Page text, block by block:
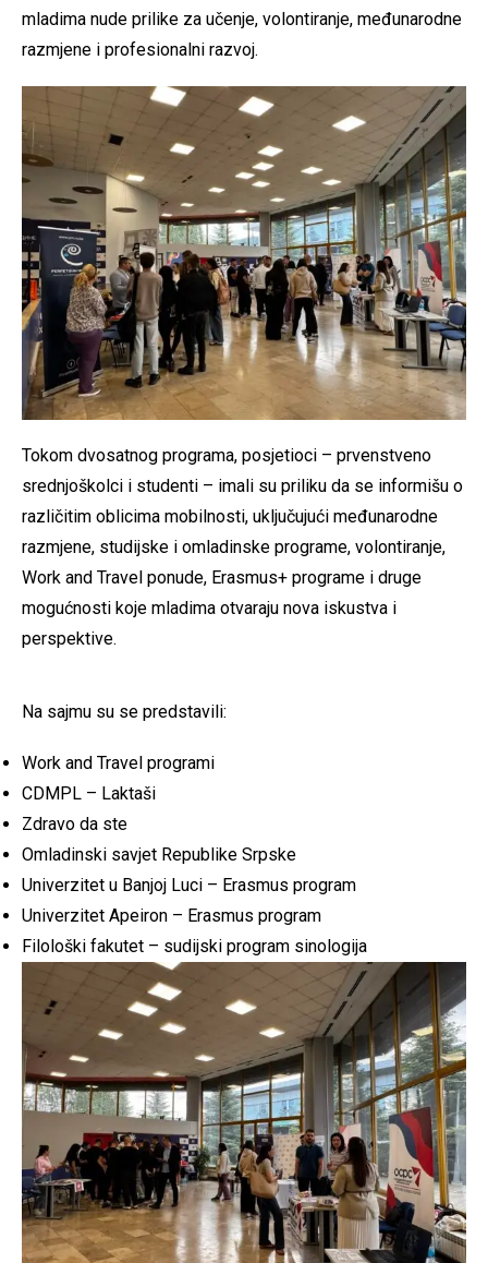
mladima nude prilike za učenje, volontiranje, međunarodne
razmjene i profesionalni razvoj.
Tokom dvosatnog programa, posjetioci – prvenstveno
srednjoškolci i studenti – imali su priliku da se informišu o
različitim oblicima mobilnosti, uključujući međunarodne
razmjene, studijske i omladinske programe, volontiranje,
Work and Travel ponude, Erasmus+ programe i druge
mogućnosti koje mladima otvaraju nova iskustva i
perspektive.
Na sajmu su se predstavili:
Work and Travel programi
CDMPL – Laktaši
Zdravo da ste
Omladinski savjet Republike Srpske
Univerzitet u Banjoj Luci – Erasmus program
Univerzitet Apeiron – Erasmus program
Filološki fakutet – sudijski program sinologija